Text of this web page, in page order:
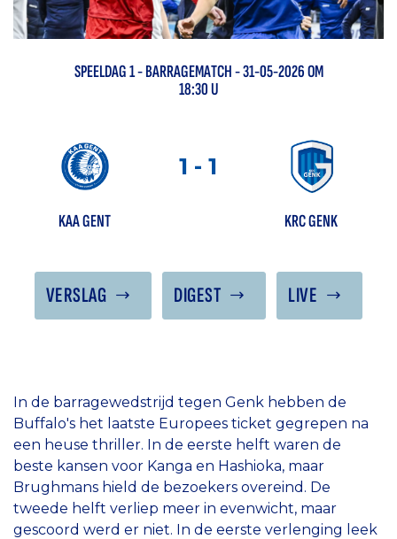
SPEELDAG1-BARRAGEMATCH- 31-05-2026 OM
18:30 U
1 - 1
KAA GENT KRC GENK
VERSLAG DIGEST LIVE
In de barragewedstrijd tegen Genk hebben de
Buffalo's het laatste Europees ticket gegrepen na
een heuse thriller. In de eerste helft waren de
beste kansen voor Kanga en Hashioka, maar
Brughmans hield de bezoekers overeind. De
tweede helft verliep meer in evenwicht, maar
gescoord werd er niet. In de eerste verlenging leek